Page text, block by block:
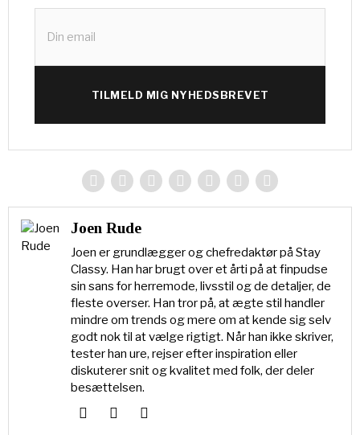
TILMELD MIG NYHEDSBREVET
Joen Rude
Joen er grundlægger og chefredaktør på Stay
Classy. Han har brugt over et årti på at finpudse
sin sans for herremode, livsstil og de detaljer, de
fleste overser. Han tror på, at ægte stil handler
mindre om trends og mere om at kende sig selv
godt nok til at vælge rigtigt. Når han ikke skriver,
tester han ure, rejser efter inspiration eller
diskuterer snit og kvalitet med folk, der deler
besættelsen.